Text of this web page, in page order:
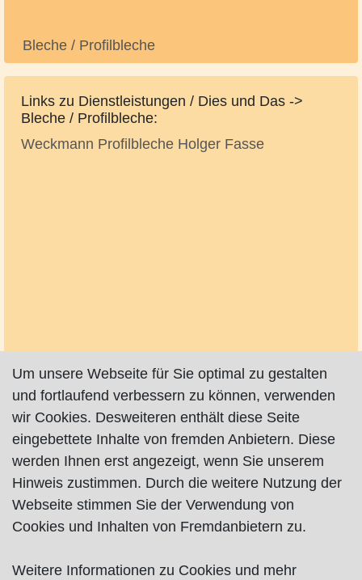
Bleche / Profilbleche
Links zu Dienstleistungen / Dies und Das ->
Bleche / Profilbleche:
Weckmann Profilbleche Holger Fasse
Um unsere Webseite für Sie optimal zu gestalten
und fortlaufend verbessern zu können, verwenden
wir Cookies. Desweiteren enthält diese Seite
eingebettete Inhalte von fremden Anbietern. Diese
werden Ihnen erst angezeigt, wenn Sie unserem
Hinweis zustimmen. Durch die weitere Nutzung der
Webseite stimmen Sie der Verwendung von
Cookies und Inhalten von Fremdanbietern zu.
Weitere Informationen zu Cookies und mehr